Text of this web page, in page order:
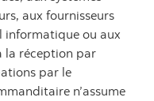
aux fournisseurs
informatique ou aux
la réception par
par le
n’assume